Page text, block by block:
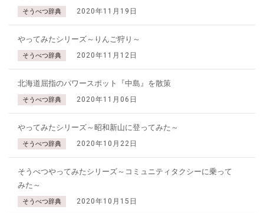
そうべつ辞典 2020年11月19日
やってみたシリーズ～りんご狩り～
そうべつ辞典 2020年11月12日
北海道屈指のパワースポット『中島』を散策
そうべつ辞典 2020年11月06日
やってみたシリーズ～昭和新山に登ってみた～
そうべつ辞典 2020年10月22日
そうべつやってみたシリーズ～コミュニティタクシーに乗って
みた～
そうべつ辞典 2020年10月15日